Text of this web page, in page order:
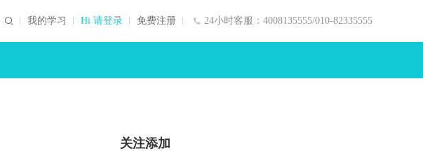
24小时客服：4008135555/010-82335555
我的学习 Hi 请登录 免费注册
关注添加